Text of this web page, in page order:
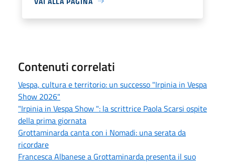
Contenuti correlati
Vespa, cultura e territorio: un successo "Irpinia in Vespa
Show 2026"
"Irpinia in Vespa Show ": la scrittrice Paola Scarsi ospite
della prima giornata
Grottaminarda canta con i Nomadi: una serata da
ricordare
Francesca Albanese a Grottaminarda presenta il suo